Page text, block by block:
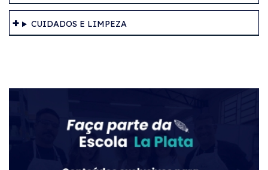
CUIDADOS E LIMPEZA